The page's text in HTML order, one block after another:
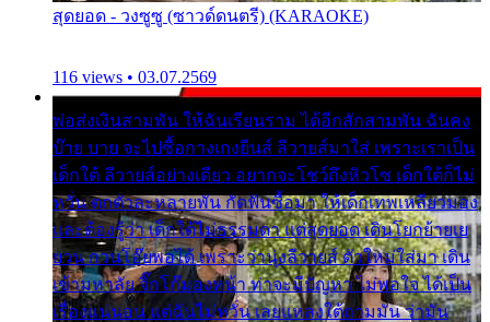
สุดยอด - วงซูซู (ซาวด์ดนตรี) (KARAOKE)
116 views • 03.07.2569
พ่อส่งเงินสามพัน ให้ฉันเรียนราม ได้อีกสักสามพัน ฉันคง
บ๊าย บาย จะไปซื้อกางเกงยีนส์ ลีวายส์มาใส่ เพราะเราเป็น
เด็กใต้ ลีวายส์อย่างเดียว อยากจะโชว์ถึงหิวโซ เด็กใต้ก็ไม่
หวั่น ตกตัวละหลายพัน กัดฟันซื้อมา ให้เด็กเทพเหลียวมอง
และต้องรู้ว่า เด็กใต้ไม่ธรรมดา แต่สุดยอด เดินโยกย้ายเย
ยวน กวนโอ๊ยพอได้ เพราะว่านุ่งลีวายส์ ตัวใหม่ใส่มา เดิน
เข้ามหาลัย จิ๊กโก๊มองหน้า ท่าจะมีปัญหา ไม่พอใจ ได้เป็น
เรื่องแน่นอน แต่ฉันไม่หวั่น เลยแหลงใต้ถามมัน ว่ามัน